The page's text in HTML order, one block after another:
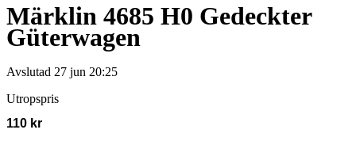
Märklin 4685 H0 Gedeckter
Güterwagen
Avslutad 27 jun 20:25
Utropspris
110 kr